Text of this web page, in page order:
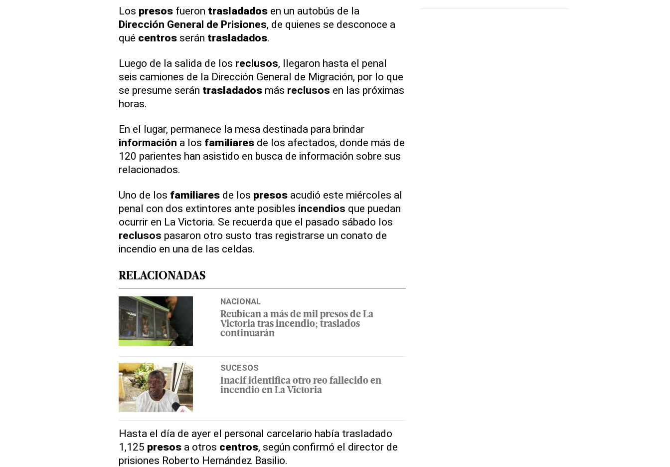
Los presosfueron trasladadosen un autobús de la
Dirección General de Prisiones, de quienes se desconoce a
qué centrosserán trasladados.
Luego de la salida de los reclusos, llegaron hasta el penal
seis camiones de la Dirección General de Migración, por lo que
se presume serán trasladadosmás reclusos en las próximas
horas.
En el lugar, permanece la mesa destinada para brindar
información a los familiaresde los afectados, donde más de
120 parientes han asistido en busca de información sobre sus
relacionados.
Uno de los familiaresde los presosacudió este miércoles al
penal con dos extintores ante posibles incendios que puedan
ocurrir en La Victoria. Se recuerda que el pasado sábado los
reclusos pasaron otro susto tras registrarse un conato de
incendio en una de las celdas.
RELACIONADAS
NACIONAL
Reubican a más de mil presos de La
Victoria tras incendio; traslados
continuarán
SUCESOS
Inacif identifica otro reo fallecido en
incendio en La Victoria
Hasta el día de ayer el personal carcelario había trasladado
1,125 presosa otros centros, según confirmó el director de
prisiones Roberto Hernández Basilio.